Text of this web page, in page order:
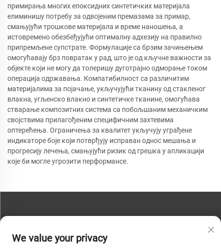
примирања многих епоксидних синтетичких материјала
елиминишу потребу за одвојеним премазама за примар,
смањујући трошкове материјала и време наношења, а
истовремено обезбеђујући оптималну адхезију на правилно
припремљене супстрате. Формулације са брзим зачињењем
омогућавају брз повратак у рад, што је од кључне важности за
објекте који не могу да толеришу дуготрајно одморање током
операција одржавања. Компатибилност са различитим
материјалима за појачање, укључујући тканину од стакленог
влакна, угљенско влакно и синтетичке тканине, омогућава
стварање композитних система са побољшаним механичким
својствима прилагођеним специфичним захтевима
оптерећења. Ограничења за квалитет укључују уграђене
индикаторе боје који потврђују исправан однос мешања и
прогресију лечења, смањујући ризик од грешка у апликацији
које би могле угрозити перформансе.
Телефон:+86-13793890209
We value your privacy